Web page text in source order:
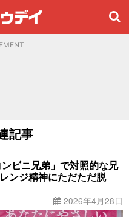
記事
ビニ兄弟」で対照的な兄
ンジ精神にただただ脱
2026年4月28日